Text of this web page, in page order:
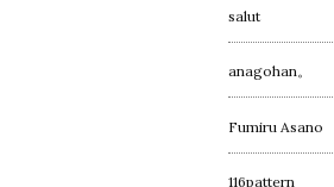
salut
anagohan。
Fumiru Asano
116pattern